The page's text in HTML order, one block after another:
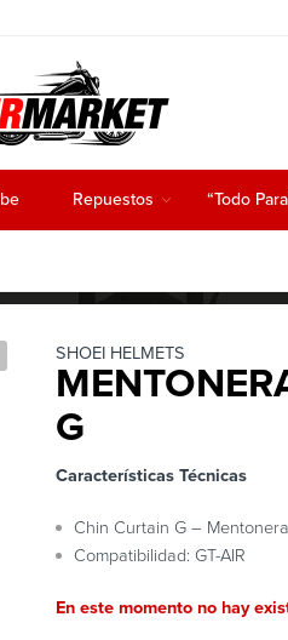
Repuestos “Todo
SHOEI HELMETS
G
Características Técnicas
Chin Curtain G –
Compatibilidad: GT-AIR
En este momento no hay